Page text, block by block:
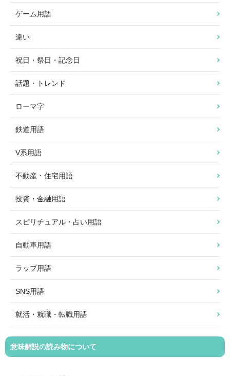
ゲーム用語
違い
祝日・祭日・記念日
話題・トレンド
ローマ字
鉄道用語
V系用語
不動産・住宅用語
投資・金融用語
スピリチュアル・占い用語
自動車用語
ラップ用語
SNS用語
就活・就職・転職用語
意味解説の読み物について